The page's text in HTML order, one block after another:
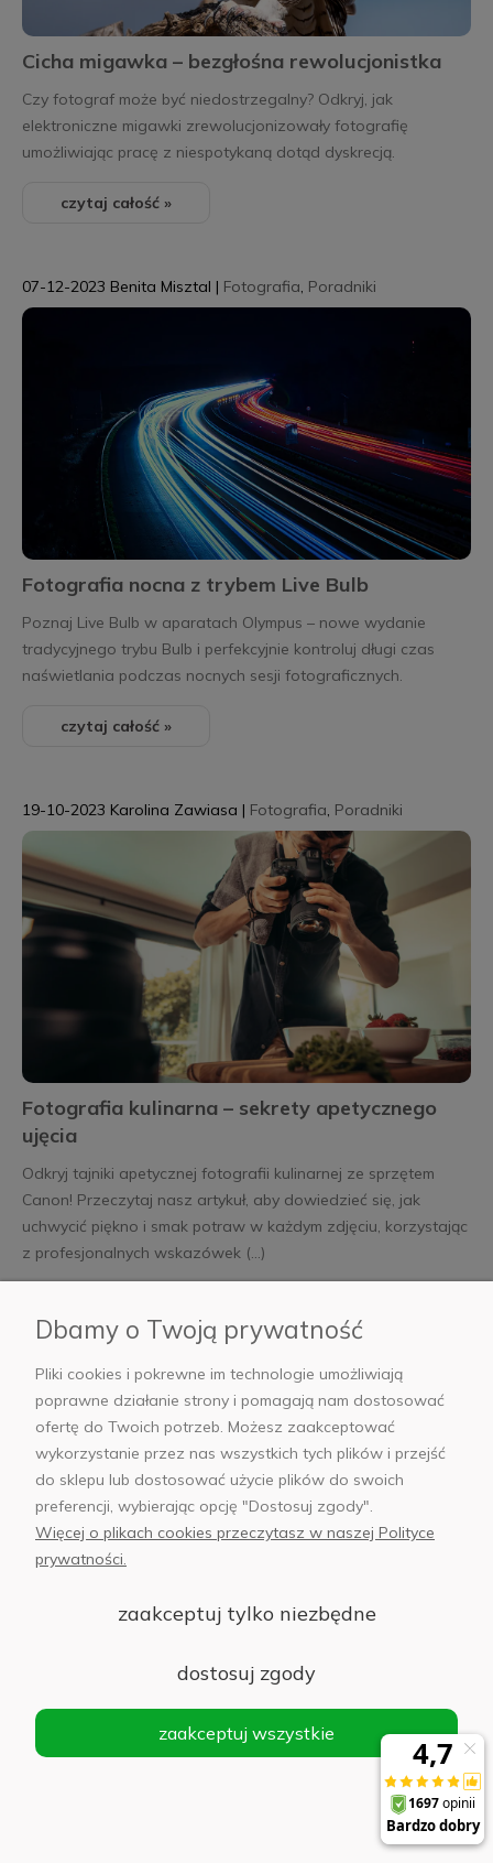
Cicha migawka – bezgłośna rewolucjonistka
Czy fotograf może być niedostrzegalny? Odkryj, jak
elektroniczne migawki zrewolucjonizowały fotografię
umożliwiając pracę z niespotykaną dotąd dyskrecją.
czytaj całość »
Fotografia nocna z trybem Live Bulb
07-12-2023 Benita Misztal | Fotografia, Poradniki
Poznaj Live Bulb w aparatach Olympus – nowe wydanie
tradycyjnego trybu Bulb i perfekcyjnie kontroluj długi czas
naświetlania podczas nocnych sesji fotograficznych.
czytaj całość »
Fotografia kulinarna – sekrety apetycznego
ujęcia
19-10-2023 Karolina Zawiasa | Fotografia, Poradniki
Odkryj tajniki apetycznej fotografii kulinarnej ze sprzętem
Canon! Przeczytaj nasz artykuł, aby dowiedzieć się, jak
uchwycić piękno i smak potraw w każdym zdjęciu, korzystając
z profesjonalnych wskazówek (...)
Fotografia mobilna – jakich błędów unikać
Justyna Grochowska Smartfony Poradniki
Zdjęcia robione telefonem stały się nieodłączną częścią
naszego życia. Dowiedz się, jakich błędów unikać, by
osiągnąć doskonałe kadry. Zapraszamy do naszego
Dbamy o Twoją prywatność
Pliki cookies i pokrewne im technologie umożliwiają
poprawne działanie strony i pomagają nam dostosować
ofertę do Twoich potrzeb. Możesz zaakceptować
wykorzystanie przez nas wszystkich tych plików i przejść
do sklepu lub dostosować użycie plików do swoich
preferencji, wybierając opcję "Dostosuj zgody".
Więcej o plikach cookies przeczytasz w naszej Polityce
prywatności.
zaakceptuj tylko niezbędne
dostosuj zgody
zaakceptuj wszystkie